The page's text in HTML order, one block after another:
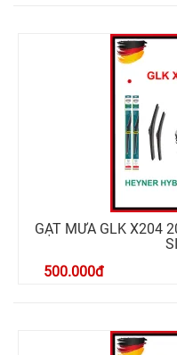
GẠT MƯA GLK X204
500.000đ